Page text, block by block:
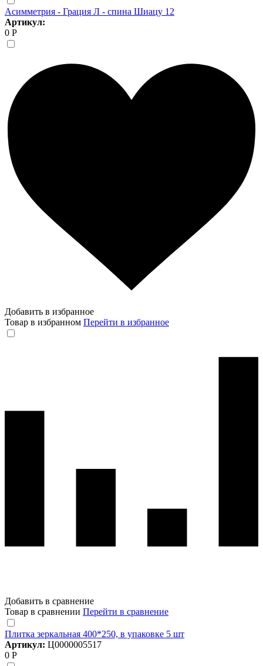
Асимметрия - Грация Л - спина Шиацу 12
Артикул:
0 Р
Добавить в избранное
Товар в избранном Перейти в избранное
Добавить в сравнение
Товар в сравнении Перейти в сравнение
Плитка зеркальная 400*250, в упаковке 5 шт
Артикул: Ц0000005517
0 Р